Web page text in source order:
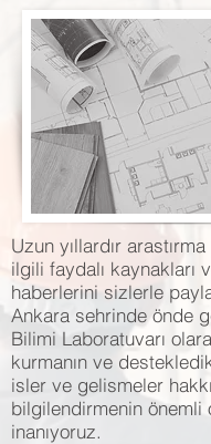
Uzun yıllardır
ilgili faydalı kaynakları
haberlerini sizlerle
Ankara sehrinde önde
Bilimi Laboratuvarı
kurmanın ve
isler ve gelismeler
bilgilendirmenin önemli
inanıyoruz.